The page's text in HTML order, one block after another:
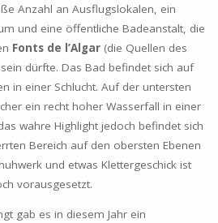
Anzahl an Ausflugslokalen, ein
und eine öffentliche Badeanstalt, die
Fonts de l’Algar(die Quellen des
dürfte. Das Bad befindet sich auf
in einer Schlucht. Auf der untersten
ein recht hoher Wasserfall in einer
wahre Highlight jedoch befindet sich
Bereich auf den obersten Ebenen
und etwas Klettergeschick ist
vorausgesetzt.
gab es in diesem Jahr ein